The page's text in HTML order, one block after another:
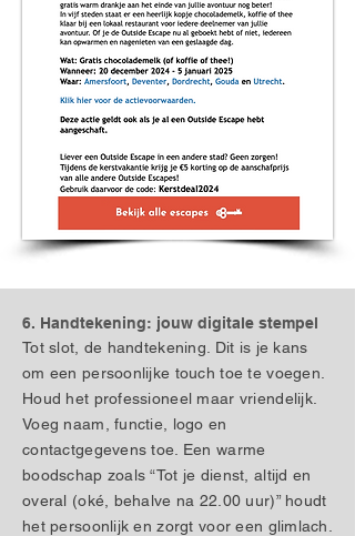
6. Handtekening: jouw digitale stempel
Tot slot, de handtekening. Dit is je kans
om een persoonlijke touch toe te voegen.
Houd het professioneel maar vriendelijk.
Voeg naam, functie, logo en
contactgegevens toe. Een warme
boodschap zoals “Tot je dienst, altijd en
overal (oké, behalve na 22.00 uur)” houdt
het persoonlijk en zorgt voor een glimlach.